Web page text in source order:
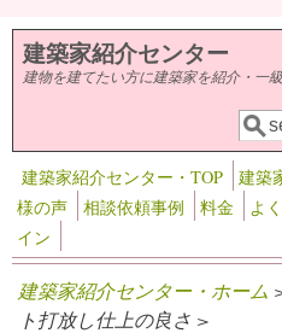
メインコンテンツに移動
建築家紹介センター
建物を建てたい方に建築家を紹介・一
検
検索
建築家紹介センター・TOP 建築
様の声
相談依頼事例 料金 よ
イン
建築家紹介センター・ホーム
ト打放し仕上の良さ >